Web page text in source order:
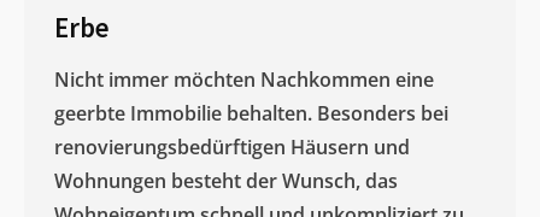
Erbe
Nicht immer möchten Nachkommen eine
geerbte Immobilie behalten. Besonders bei
renovierungsbedürftigen Häusern und
Wohnungen besteht der Wunsch, das